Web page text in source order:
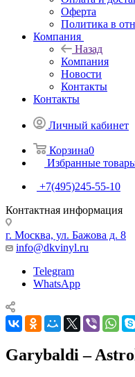
Оферта
Политика в
Компания
Назад
Компания
Новости
Контакты
Контакты
Личный кабинет
Корзина0
Избранные
+7(495)245-55-10
Контактная информация
г. Москва, ул. Бажова д. 8
info@dkvinyl.ru
Telegram
WhatsApp
Garybaldi –